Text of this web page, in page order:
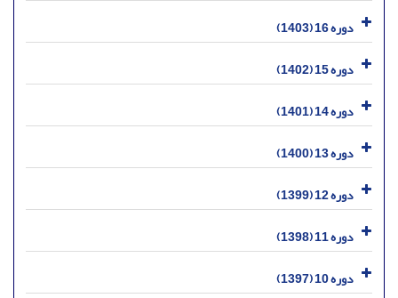
دوره 16 (1403)
دوره 15 (1402)
دوره 14 (1401)
دوره 13 (1400)
دوره 12 (1399)
دوره 11 (1398)
دوره 10 (1397)